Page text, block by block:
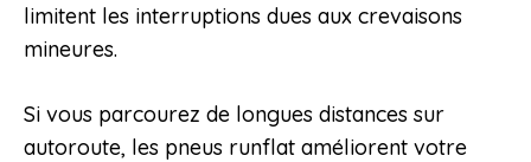
limitent les interruptions dues aux crevaisons
mineures.
Si vous parcourez de longues distances sur
autoroute, les pneus runflat améliorent votre